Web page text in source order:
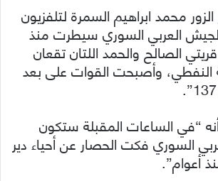
محمد ابراهيم السمرة لتلفزيون
العربي السوري سيطرت منذ
الصالح والحمد اللتان تقعان
النفطي، وأصبحت القوات على بعد
“في الساعات المقبلة ستكون
السوري فكت الحصار عن أحياء دير
أعوام”.